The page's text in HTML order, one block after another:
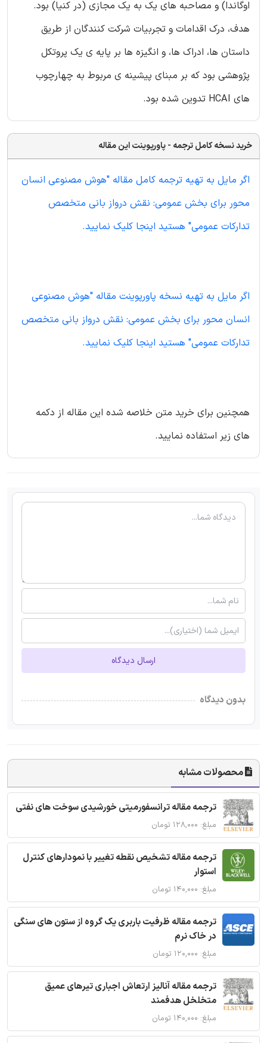
اوگاندا) و مصاحبه های یک به یک مجازی (در کنیا) بود.
هدف، درک اقدامات و تجربیات شرکت کنندگان از طریق
داستان ها، ادراک ها، و انگیزه ها بر پایه ی یک پروتکل
پژوهشی بود که بر مبنای پیشینه ی مربوط به چهارچوب
های HCAI تدوین شده بود.
خرید نسخه کامل ترجمه - پاورپوینت این مقاله
اگر مایل به تهیه ترجمه کامل مقاله "هوش مصنوعی انسان
محور برای بخش عمومی: نقش درواز بانی متخصص
تدارکات عمومی" هستید اینجا کلیک نمایید.
اگر مایل به تهیه نسخه پاورپوینت مقاله "هوش مصنوعی
انسان محور برای بخش عمومی: نقش درواز بانی متخصص
تدارکات عمومی" هستید اینجا کلیک نمایید.
همچنین برای خرید متن خلاصه شده این مقاله از دکمه
های زیر استفاده نمایید.
ارسال دیدگاه
بدون دیدگاه
محصولات مشابه
ترجمه مقاله ترانسفورمیتی خورشیدی سوخت های نفتی
مبلغ: ۱۲۸,۰۰۰ تومان
ترجمه مقاله تشخیص نقطه تغییر با نمودارهای کنترل
استوار
مبلغ: ۱۴۰,۰۰۰ تومان
ترجمه مقاله ظرفیت باربری یک گروه از ستون های سنگی
در خاک نرم
مبلغ: ۱۲۰,۰۰۰ تومان
ترجمه مقاله آنالیز ارتعاش اجباری تیرهای عمیق
متخلخل هدفمند
مبلغ: ۱۴۰,۰۰۰ تومان